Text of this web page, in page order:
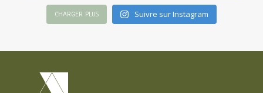
CHARGER PLUS Suivre sur Instagram